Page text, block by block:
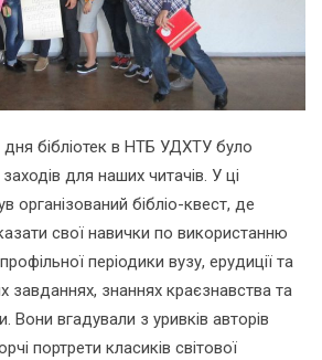
бібліотек в НТБ УДХТУ було
для наших читачів. У ці
організований бібліо-квест, де
свої навички по використанню
періодики вузу, ерудиції та
завданнях, знаннях краєзнавства та
Вони вгадували з уривків авторів
портрети класиків світової